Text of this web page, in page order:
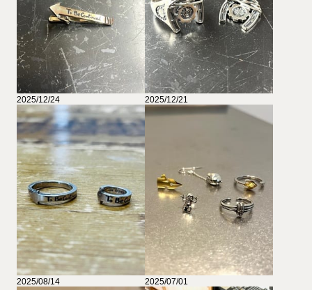
2025/12/24 2025/12/21
2025/08/14 2025/07/01